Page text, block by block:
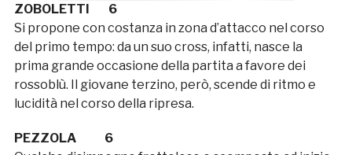
ZOBOLETTI 6
Si propone con costanza in zona d’attacco nel corso
del primo tempo: da un suo cross, infatti, nasce la
prima grande occasione della partita a favore dei
rossoblù. Il giovane terzino, però, scende di ritmo e
lucidità nel corso della ripresa.
PEZZOLA 6